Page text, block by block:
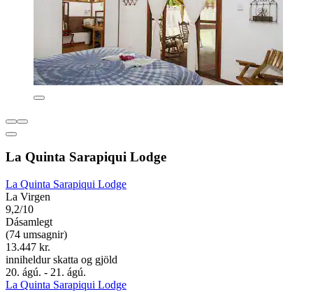
La Quinta Sarapiqui Lodge
La Quinta Sarapiqui Lodge
La Virgen
9,2/10
Dásamlegt
(74 umsagnir)
13.447 kr.
inniheldur skatta og gjöld
20. ágú. - 21. ágú.
La Quinta Sarapiqui Lodge